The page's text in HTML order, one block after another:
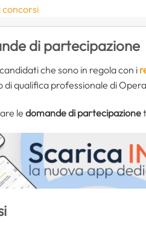
concorsi
di partecipazione
che sono in regola con i
di qualifica professionale di
le domande di partecipazione